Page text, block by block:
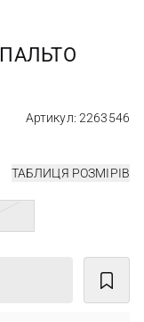
ПАЛЬТО
Артикул: 2263546
ТАБЛИЦЯ РОЗМІРІВ